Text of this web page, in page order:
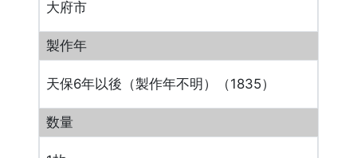
大府市
製作年
天保6年以後（製作年不明）（1835）
数量